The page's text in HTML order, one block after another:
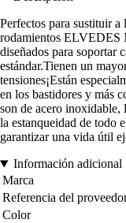
Perfectos para sustituir a
rodamientos ELVEDES
diseñados para soportar
estándar.Tienen un
tensiones¡Están
en los bastidores y más
son de acero inoxidable,
la estanqueidad de todo
garantizar una vida útil
Información adicional
Marca
Referencia del
Color